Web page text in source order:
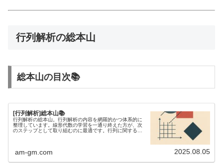
行列解析の総本山
総本山の目次📚
[行列解析]総本山📚
行列解析の総本山。行列解析の内容を網羅的かつ体系的に
整理しています。線形代数の学習を一通り終えた方が、次
のステップとして取り組むのに最適です。行列に関する不
am-gm.com 2025.08.05